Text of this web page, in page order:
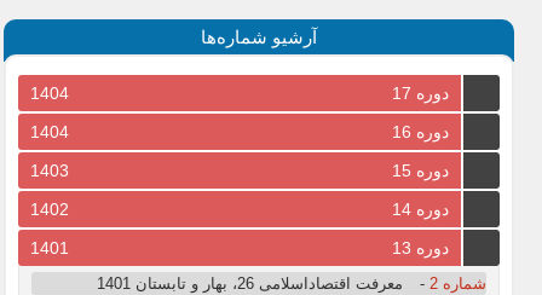
آرشیو شماره‌ها
دوره 17
1404
دوره 16
1404
دوره 15
1403
دوره 14
1402
دوره 13
1401
شماره 2 -
معرفت اقتصاداسلامی 26، بهار و تابستان 1401